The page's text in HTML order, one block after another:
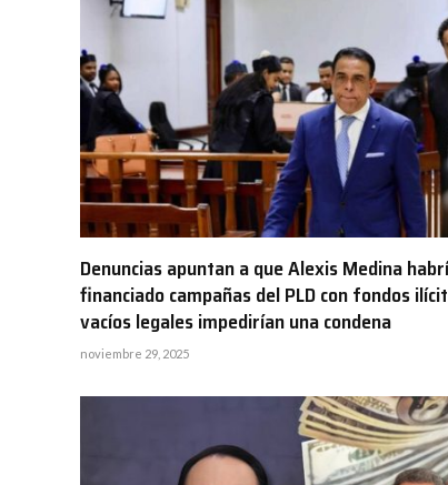
Denuncias apuntan a que Alexis Medina
financiado campañas del PLD con fondos
vacíos legales impedirían una condena
noviembre 29, 2025